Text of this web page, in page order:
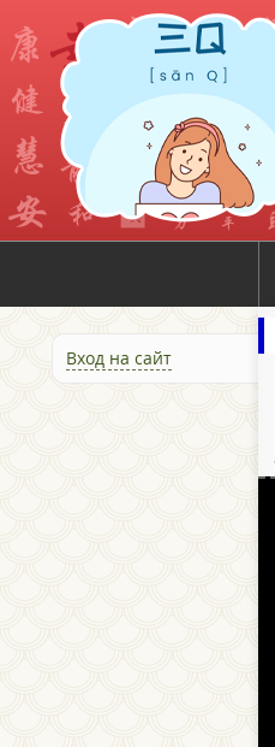
Вход на сайт